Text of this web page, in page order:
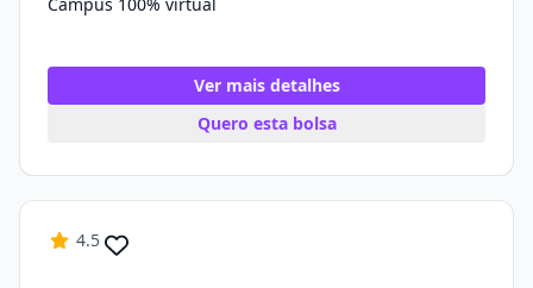
Ver mais detalhes
Quero esta bolsa
4.5